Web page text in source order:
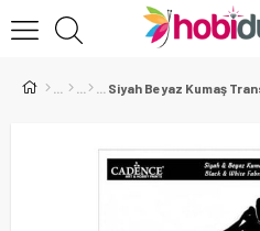
Siyah Beyaz Kumaş